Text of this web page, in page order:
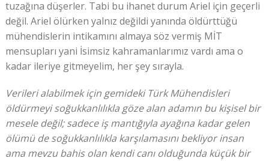
tuzağına düşerler. Tabi bu ihanet durum Ariel için geçerli
değil. Ariel ölürken yalnız değildi yanında öldürttüğü
mühendislerin intikamını almaya söz vermiş MİT
mensupları yani İsimsiz kahramanlarımız vardı ama o
kadar ileriye gitmeyelim, her şey sırayla.
Verileri alabilmek için gemideki Türk Mühendisleri
öldürmeyi soğukkanlılıkla göze alan adamın bu kişisel bir
mesele değil; sadece iş mantığıyla ayağına kadar gelen
ölümü de soğukkanlılıkla karşılamasını bekliyor insan
ama mevzu bahis olan kendi canı olduğunda küçük bir